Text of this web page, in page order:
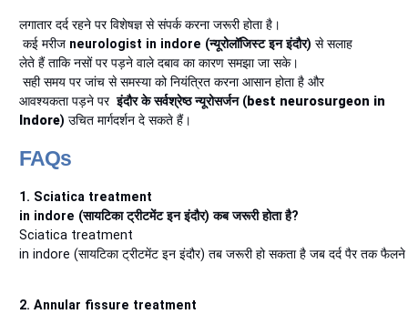
लगातार दर्द रहने पर विशेषज्ञ से संपर्क करना जरूरी होता है।
कई मरीज neurologist in indore (न्यूरोलॉजिस्ट इन इंदौर) से सलाह
लेते हैं ताकि नसों पर पड़ने वाले दबाव का कारण समझा जा सके।
सही समय पर जांच से समस्या को नियंत्रित करना आसान होता है और
आवश्यकता पड़ने पर इंदौरके सर्वश्रेष्ठ न्यूरोसर्जन (best neurosurgeon in
Indore) उचित मार्गदर्शन दे सकते हैं।
FAQs
1. Sciatica treatment
in indore (सायटिका ट्रीटमेंट इन इंदौर) कब जरूरी होता है?
Sciatica treatment
in indore (सायटिका ट्रीटमेंट इन इंदौर) तब जरूरी हो सकता है जब दर्द पैर तक
2. Annular fissure treatment